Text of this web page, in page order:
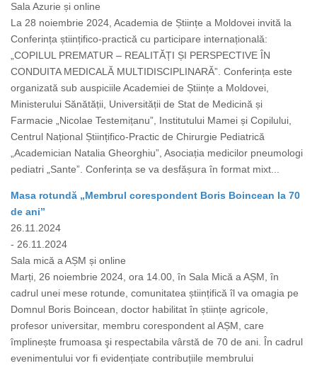
Sala Azurie și online
La 28 noiembrie 2024, Academia de Științe a Moldovei invită la
Conferința științifico-practică cu participare internațională:
„COPILUL PREMATUR – REALITĂȚI ȘI PERSPECTIVE ÎN
CONDUITA MEDICALĂ MULTIDISCIPLINARĂ”. Conferința este
organizată sub auspiciile Academiei de Științe a Moldovei,
Ministerului Sănătății, Universității de Stat de Medicină și
Farmacie „Nicolae Testemițanu”, Institutului Mamei și Copilului,
Centrul Național Științifico-Practic de Chirurgie Pediatrică
„Academician Natalia Gheorghiu”, Asociația medicilor pneumologi
pediatri „Sante”. Conferința se va desfășura în format mixt...
Masa rotundă „Membrul corespondent Boris Boincean la 70
de ani”
26.11.2024
- 26.11.2024
Sala mică a AȘM și online
Marți, 26 noiembrie 2024, ora 14.00, în Sala Mică a AȘM, în
cadrul unei mese rotunde, comunitatea științifică îl va omagia pe
Domnul Boris Boincean, doctor habilitat în științe agricole,
profesor universitar, membru corespondent al AȘM, care
împlinește frumoasa şi respectabila vârstă de 70 de ani. În cadrul
evenimentului vor fi evidențiate contribuțiile membrului